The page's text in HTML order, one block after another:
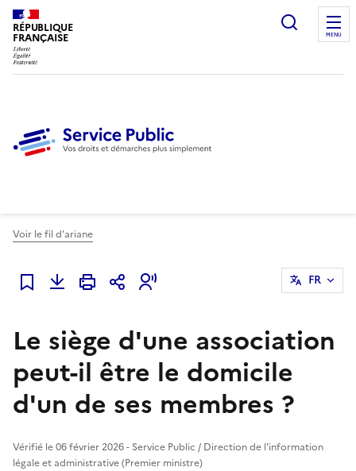
RÉPUBLIQUE
FRANÇAISE
Ouvrir
MENU
Voir le fil d'ariane
Ajouter à mes favoris
FR
Le siège d'une association
peut-il être le domicile
d'un de ses membres ?
Vérifié le 06 février 2026 - Service Public / Direction de l'information
légale et administrative (Premier ministre)